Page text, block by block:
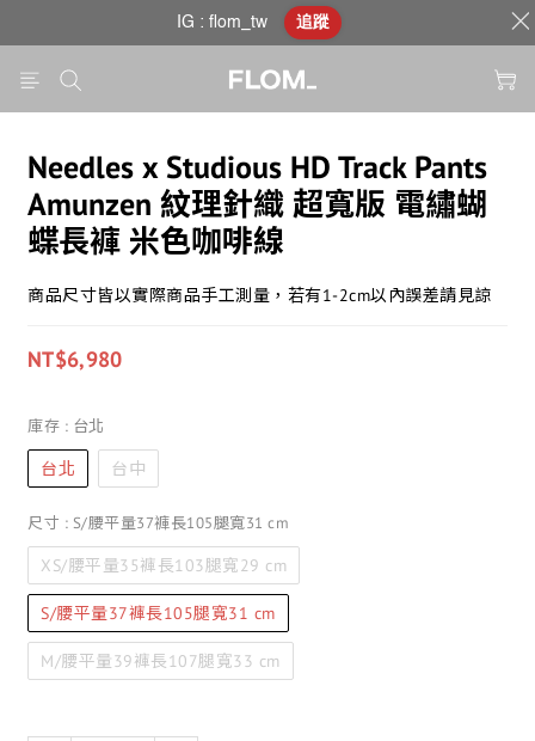
Needles x Studious HD Track Pants
Amunzen 紋理針織 超寬版 電繡蝴
蝶長褲 米色咖啡線
商品尺寸皆以實際商品手工測量，若有1-2cm以內誤差請見諒
NT$6,980
庫存 : 台北
台北 台中
尺寸 : S/腰平量37褲長105腿寬31 cm
XS/腰平量35褲長103腿寬29 cm
S/腰平量37褲長105腿寬31 cm
M/腰平量39褲長107腿寬33 cm
IG : flom_tw 追蹤